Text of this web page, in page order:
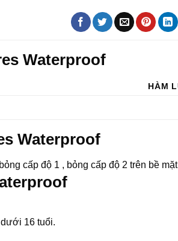
Waterproof
HÀM
Waterproof
cấp độ 1 , bỏng cấp độ 2 trên bề
16 tuổi.